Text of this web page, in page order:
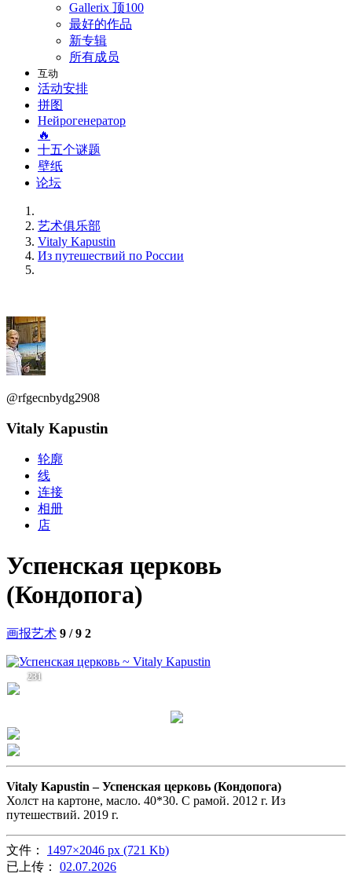
Gallerix 顶100
最好的作品
新专辑
所有成员
互动
活动安排
拼图
Нейрогенератор
🔥
十五个谜题
壁纸
论坛
艺术俱乐部
Vitaly Kapustin
Из путешествий по России
@rfgecnbydg2908
Vitaly Kapustin
轮廓
线
连接
相册
店
Успенская церковь
(Кондопога)
画报艺术 9 / 9 2
231
Vitaly Kapustin –Успенская церковь (Кондопога)
Холст на картоне, масло. 40*30. С рамой. 2012 г. Из
путешествий. 2019 г.
文件： 1497×2046 px (721 Kb)
已上传： 02.07.2026